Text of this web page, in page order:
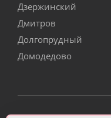
Дзержинский
Дмитров
Долгопрудный
Домодедово